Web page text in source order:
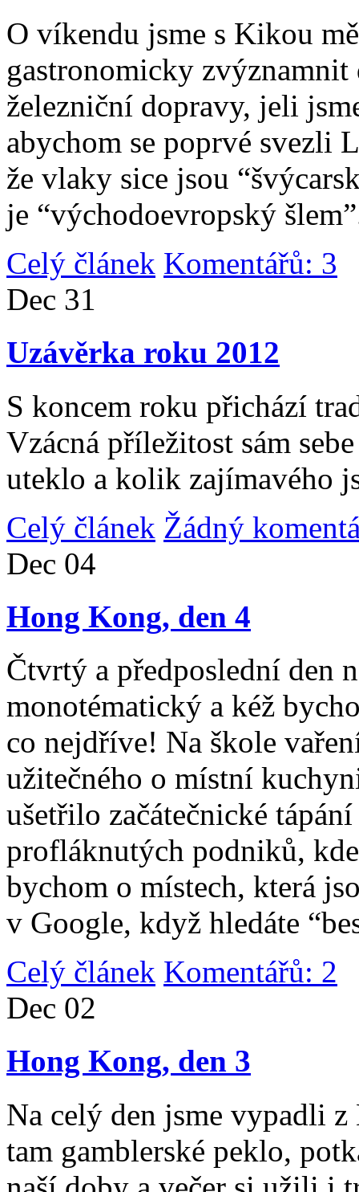
O víkendu jsme s Kikou
gastronomicky
železniční dopravy, jeli
abychom se poprvé svezli
že vlaky sice jsou
je “východoevropský
Celý článek Komentářů: 3
Dec 31
Uzávěrka roku 2012
S koncem roku přichází
Vzácná příležitost sám
uteklo a kolik zajímavého
Celý článek Žádný
Dec 04
Hong Kong, den 4
Čtvrtý a předposlední den
monotématický a kéž
co nejdříve! Na škole
užitečného o místní
ušetřilo začátečnické
profláknutých podniků,
bychom o místech, která
v Google, když hledáte
Celý článek Komentářů: 2
Dec 02
Hong Kong, den 3
Na celý den jsme vypadli
tam gamblerské peklo,